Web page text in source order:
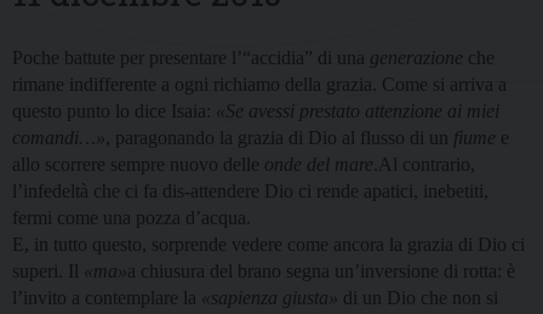
Poche battute per presentare l’“accidia” di una generazione che
rimane indifferente a ogni richiamo della grazia. Come si arriva a
questo punto lo dice Isaia: «Se avessi prestato attenzione ai miei
comandi…», paragonando la grazia di Dio al flusso di un fiume e
allo scorrere sempre nuovo delle onde del mare .Al contrario,
l’infedeltà che ci fa dis-attendere Dio ci rende apatici, inebetiti,
fermi come una pozza d’acqua.
E, in tutto questo, sorprende vedere come ancora la grazia di Dio ci
superi. Il «ma»a chiusura del brano segna un’inversione di rotta: è
l’invito a contemplare la «sapienza giusta» di un Dio che non si